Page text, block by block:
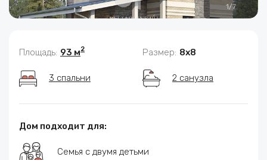
1/7
Площадь: 93 м2 Размер: 8x8
3 спальни 2 санузла
Дом подходит для:
Семья с двумя детьми